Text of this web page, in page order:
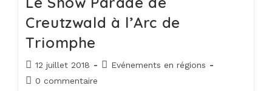
Creutzwald à l’Arc de
Triomphe
12 juillet 2018
Evénements en régions
0 commentaire